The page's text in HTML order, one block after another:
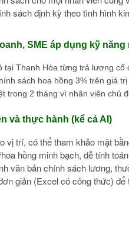
sách định kỳ theo tình hình
SME áp dụng kỹ năng
tại Thanh Hóa từng trả lương
sách hoa hồng 3% trên giá
trong 2 tháng vì nhân viên chủ
và thực hành (kể cả AI)
vị trí, có thể tham khảo mặt
hồng minh bạch, dễ tính
văn bản chính sách lương,
giản (Excel có công thức)